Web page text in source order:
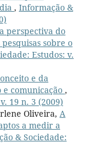
, Informação &
perspectiva do
sobre o
Estudos: v.
e da
comunicação ,
19 n. 3 (2009)
Oliveira, A
a medir a
& Sociedade: